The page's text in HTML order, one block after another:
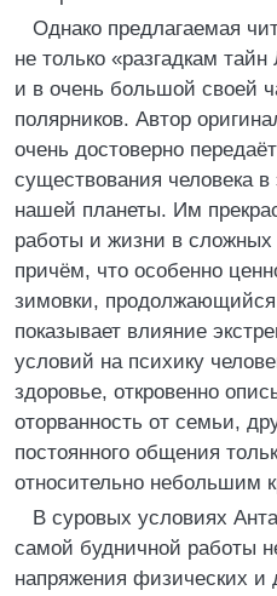
Однако предлагаемая
не только «разгадкам
и в очень большой своей
полярников. Автор
очень достоверно
существования человека в
нашей планеты. Им
работы и жизни в сложных
причём, что особенно
зимовки,
показывает влияние
условий на психику
здоровье, откровенно
оторванность от семьи,
постоянного общения
относительно небольшим
В суровых условиях
самой будничной работы
напряжения физических